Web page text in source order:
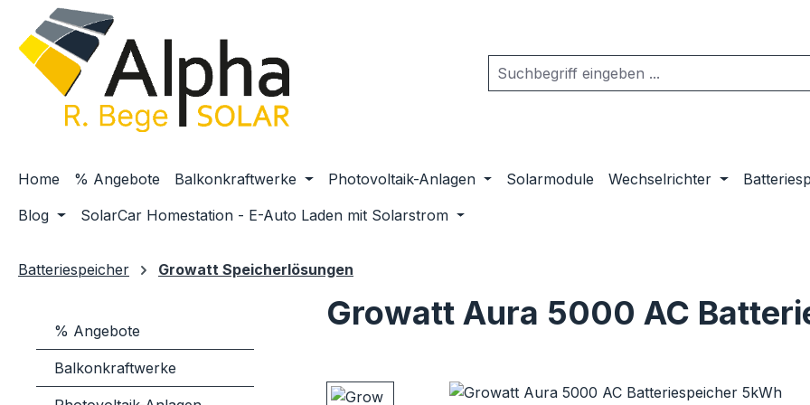
Hauptinhalt springen
Zur Suche springen
Zur Hauptnavigation springen
Home % Angebote Balkonkraftwerke Photovoltaik-Anlagen Solarmodule Wechselrichter
Blog
SolarCar Homestation - E-Auto Laden mit Solarstrom
Batteriespeicher Growatt Speicherlösungen
% Angebote
Balkonkraftwerke
Growatt Aura 5000 AC
Bildergalerie überspringen